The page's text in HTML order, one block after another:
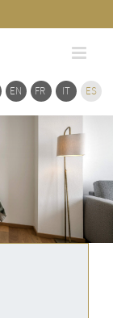
EN FR IT ES
barra